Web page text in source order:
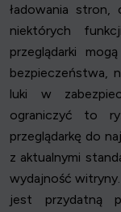
ładowania
niektórych
przeglądarki
bezpieczeństwa,
luki w
ograniczyć to
przeglądarkę do
z aktualnymi
wydajność
jest przydatną